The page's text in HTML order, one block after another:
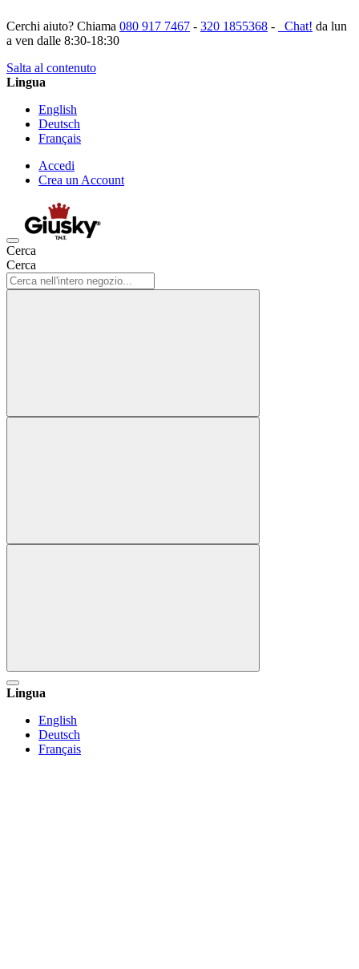
Cerchi aiuto? Chiama 080 917 7467 - 320 1855368 - Chat! da lun
a ven dalle 8:30-18:30
Salta al contenuto
Lingua
English
Deutsch
Français
Accedi
Crea un Account
Cerca
Cerca
Lingua
English
Deutsch
Français